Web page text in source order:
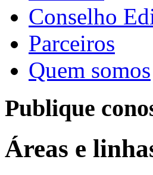
Conselho
Parceiros
Quem somos
Publique
Áreas e